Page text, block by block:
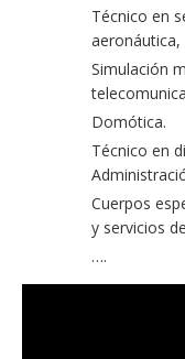
Técnico en
aeronáutica,
Simulación
Domótica.
Técnico en
Cuerpos
y servicios
….